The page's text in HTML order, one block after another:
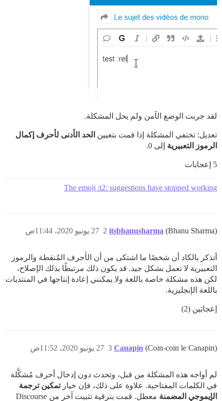
لقد جربت الوضع الآمن ولم يحل المشكلة.
تعديل: تختفي المشكلة إذا قمت بتعيين الحد الأدنى لأحرف إكمال
الرموز التعبيرية إلى 0.
5 إعجابات
The emoji :t2: suggestions have stopped working
itsbhanusharma (Bhanu Sharma) 27 يونيو 2020، 11:44ص 2
أتذكر بالكاد أن شخصًا ما اشتكى من أن الأحرف المُنقطة والرموز
التعبيرية لا تعمل بشكل جيد. قد يكون ذلك مرتبطًا بذلك الإصلاح،
لكن هذه مشكلة خاصة باللغة ولا يمكنني إعادة إنتاجها في المنتديات
باللغة الإنجليزية.
إعجابَين (2)
Canapin (Coin-coin le Canapin) 27 يونيو 2020، 11:52ص 3
لم أواجه هذه المشكلة من قبل، وتحدث دون إدخال أحرف مُشكَّلة
في الكلمات المفتاحية. علاوة على ذلك، فإن خيارتمكين ترجمة
الإيموجي المضمنة
معطل. قمت بترقية تثبيت آخر من Discourse